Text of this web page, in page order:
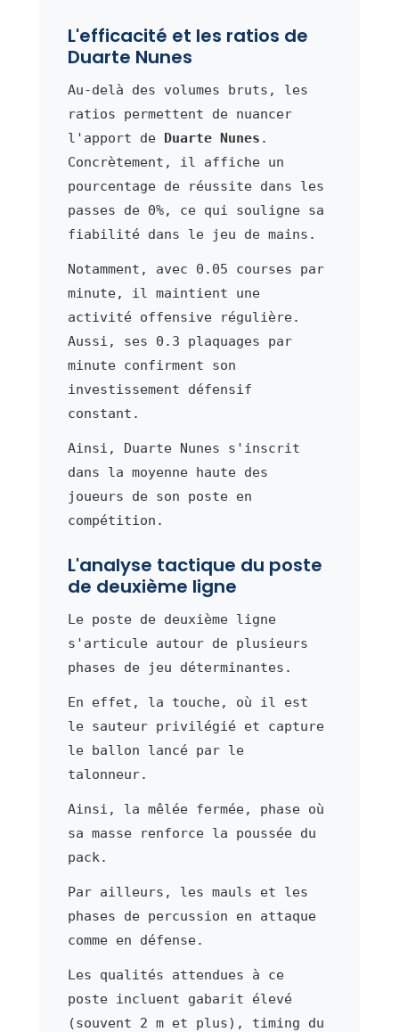
L'efficacité et les ratios de
Duarte Nunes
Au-delà des volumes bruts, les
ratios permettent de nuancer
l'apport de Duarte Nunes .
Concrètement, il affiche un
pourcentage de réussite dans les
passes de 0%, ce qui souligne sa
fiabilité dans le jeu de mains.
Notamment, avec 0.05 courses par
minute, il maintient une
activité offensive régulière.
Aussi, ses 0.3 plaquages par
minute confirment son
investissement défensif
constant.
Ainsi, Duarte Nunes s'inscrit
dans la moyenne haute des
joueurs de son poste en
compétition.
L'analyse tactique du poste
de deuxième ligne
Le poste de deuxième ligne
s'articule autour de plusieurs
phases de jeu déterminantes.
En effet, la touche, où il est
le sauteur privilégié et capture
le ballon lancé par le
talonneur.
Ainsi, la mêlée fermée, phase où
sa masse renforce la poussée du
pack.
Par ailleurs, les mauls et les
phases de percussion en attaque
comme en défense.
Les qualités attendues à ce
poste incluent gabarit élevé
(souvent 2 m et plus), timing du